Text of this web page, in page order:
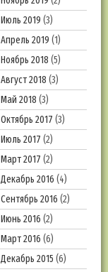
Июль 2019 (3)
Апрель 2019 (1)
Ноябрь 2018 (5)
Август 2018 (3)
Май 2018 (3)
Октябрь 2017 (3)
Июль 2017 (2)
Март 2017 (2)
Декабрь 2016 (4)
Сентябрь 2016 (2)
Июнь 2016 (2)
Март 2016 (6)
Декабрь 2015 (6)